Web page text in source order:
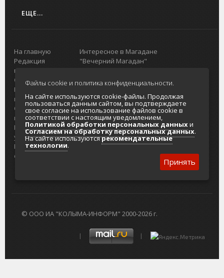
ЕЩЕ...
На главную
Редакция
портала
О проекте
Реклама на
портале
Отзывы и
предложения
Интернет-
услуги
Разработка
сайтов
Интересное в Магадане
"Вечерний Магадан"
Реклама
Главный туристический портал
Колымы
Политика в отношении обработки
персональных данных
Согласие на обработку персональных
данных
© ООО ИА "КОЛЫМА-ИНФОРМ" 2000-2026 г.
Файлы cookie и политика конфиденциальности.
На сайте используются cookie-файлы. Продолжая
пользоваться данным сайтом, вы подтверждаете
свое согласие на использование файлов cookie в
соответствии с настоящим уведомлением,
Политикой обработки персональных данныхи
Согласием на обработку персональных данных.
На сайте используютсярекомендательные
технологии.
Принять